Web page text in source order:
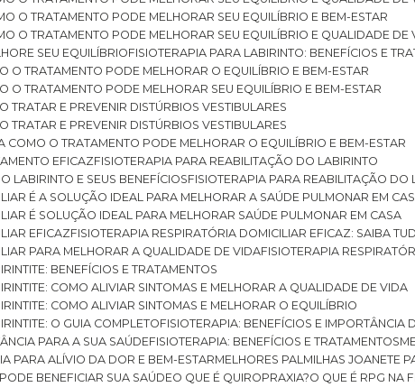
O TRATAMENTO PODE MELHORAR SEU EQUILÍBRIO E BEM-ESTAR
O TRATAMENTO PODE MELHORAR SEU EQUILÍBRIO E QUALIDADE DE
SEU EQUILÍBRIO
FISIOTERAPIA PARA LABIRINTO: BENEFÍCIOS E
O TRATAMENTO PODE MELHORAR O EQUILÍBRIO E BEM-ESTAR
O TRATAMENTO PODE MELHORAR SEU EQUILÍBRIO E BEM-ESTAR
TRATAR E PREVENIR DISTÚRBIOS VESTIBULARES
TRATAR E PREVENIR DISTÚRBIOS VESTIBULARES
COMO O TRATAMENTO PODE MELHORAR O EQUILÍBRIO E BEM-ESTAR
EFICAZ FISIOTERAPIA PARA REABILITAÇÃO DO LABIRINTO
LABIRINTO E SEUS BENEFÍCIOS
FISIOTERAPIA PARA REABILITAÇÃO
É A SOLUÇÃO IDEAL PARA MELHORAR A SAÚDE PULMONAR EM
É SOLUÇÃO IDEAL PARA MELHORAR SAÚDE PULMONAR EM CASA
EFICAZ FISIOTERAPIA RESPIRATÓRIA DOMICILIAR EFICAZ: SAIBA
PARA MELHORAR A QUALIDADE DE VIDA FISIOTERAPIA
BENEFÍCIOS E TRATAMENTOS
COMO ALIVIAR SINTOMAS E MELHORAR A QUALIDADE DE VIDA
COMO ALIVIAR SINTOMAS E MELHORAR O EQUILÍBRIO
O GUIA COMPLETO
FISIOTERAPIA: BENEFÍCIOS E IMPORTÂNCIA
PARA A SUA SAÚDE FISIOTERAPIA: BENEFÍCIOS E TRATAMENTOS
PARA ALÍVIO DA DOR E BEM-ESTAR
MELHORES PALMILHAS JOANETE
BENEFICIAR SUA SAÚDE
O QUE É QUIROPRAXIA?
O QUE É RPG NA